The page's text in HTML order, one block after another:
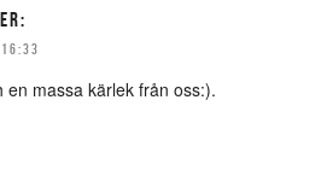
massa kärlek från oss:).